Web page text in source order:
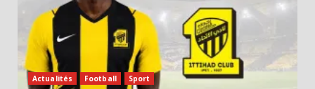
Actualités Football Sport